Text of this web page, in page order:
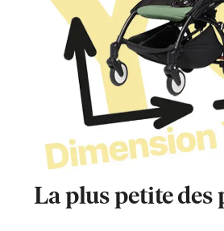
La plus petite des